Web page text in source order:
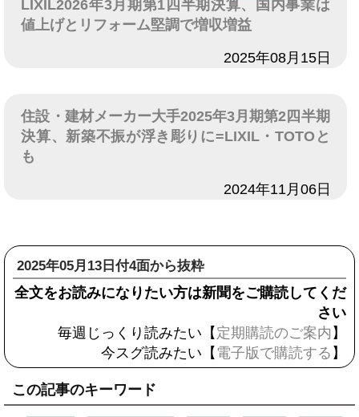
LIXIL2026年3月期第1四半期決算、国内事業は
値上げとリフォーム堅調で増収増益
2025年08月15日
住設・建材メーカー大手2025年3月期第2四半期
決算、新築不振が浮き彫りに=LIXIL・TOTOと
も
2024年11月06日
2025年05月13日付4面から抜粋
全文をお読みになりたい方は新聞をご購読してくだ
さい
毎週じっくり読みたい【 定期購読のご案内 】
今スグ読みたい【 電子版で購読する 】
この記事のキーワード